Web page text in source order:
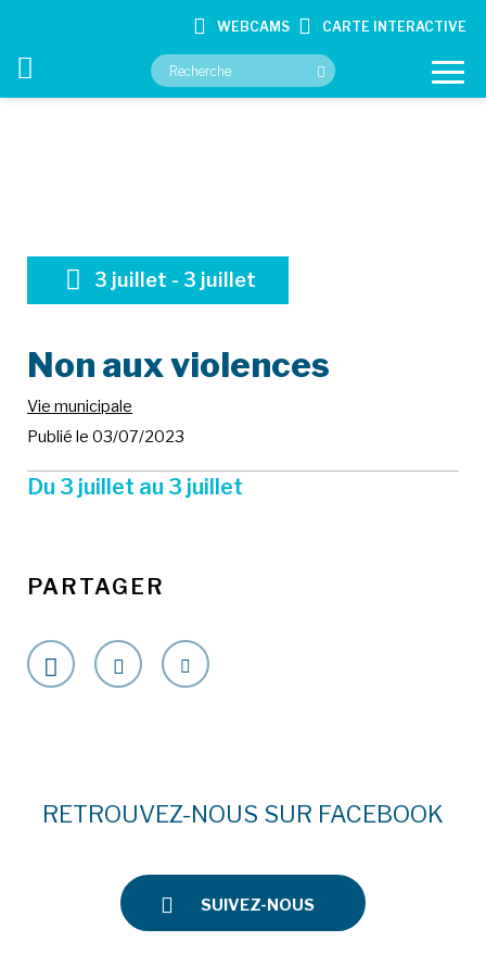
WEBCAMS CARTE INTERACTIVE
CULTURE ET LOISIRS
3 juillet - 3 juillet
Non aux violences
Vie municipale
Publié le 03/07/2023
Accueil Actualité Non aux violences
Du 3 juillet au 3 juillet
PARTAGER
RETROUVEZ-NOUS SUR FACEBOOK
SUIVEZ-NOUS